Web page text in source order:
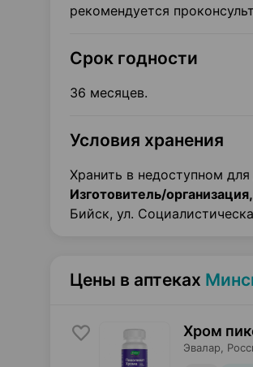
рекомендуется
Срок годности
36 месяцев.
Условия хранения
Хранить в недоступном
Изготовитель/
Бийск, ул.
Цены в аптеках
Хром
Эвалар ,